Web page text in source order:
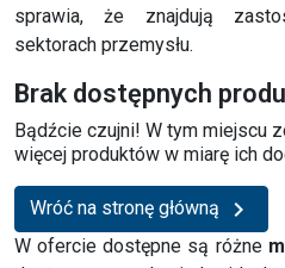
sprawia, że znajdują
sektorach przemysłu.
Brak dostępnych
Bądźcie czujni! W tym miejscu
więcej produktów w miarę ich
Wróć na stronę główną 
W ofercie dostępne są różne